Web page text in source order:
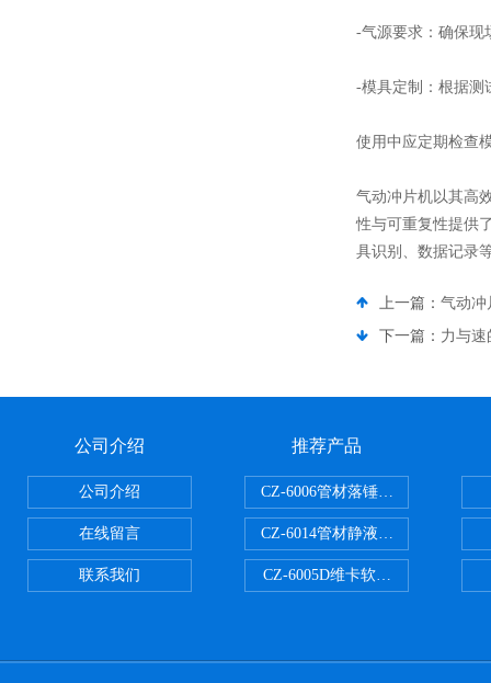
-气源要求：确保现
-模具定制：根据测
使用中应定期检查
气动冲片机以其高
性与可重复性提供
具识别、数据记录
上一篇： 气动冲
下一篇： 力与速
公司介绍
公司介绍
在线留言
联系我们
推荐产品
CZ-6006管材落锤冲击试验机
CZ-6014管材静液压爆破试验机
CZ-6005D维卡软化点温度测定仪